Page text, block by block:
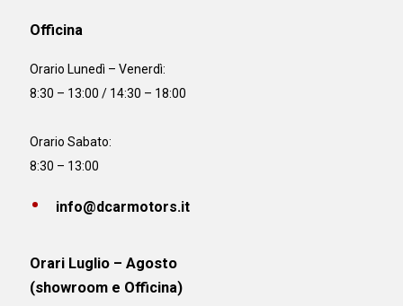
Officina
Orario Lunedì – Venerdì:
8:30 – 13:00 / 14:30 – 18:00
Orario Sabato:
8:30 – 13:00
info@dcarmotors.it
Orari Luglio – Agosto
(showroom e Officina)